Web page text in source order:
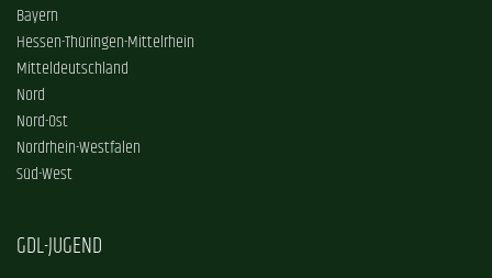
Bayern
Hessen-Thüringen-Mittelrhein
Mitteldeutschland
Nord
Nord-Ost
Nordrhein-Westfalen
Süd-West
GDL-JUGEND